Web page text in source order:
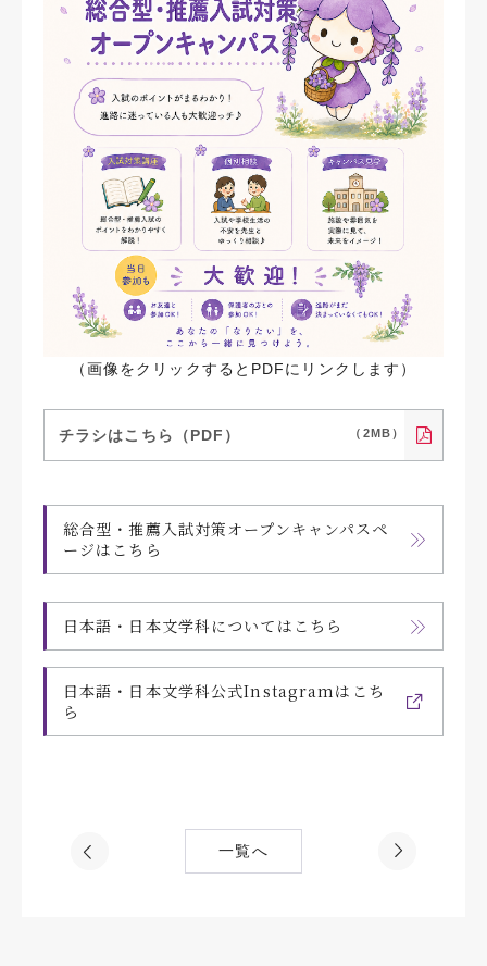
（画像をクリックするとPDFにリンクします）
チラシはこちら（PDF） （2MB）
総合型・推薦入試対策オープンキャンパスペ
ージはこちら
日本語・日本文学科についてはこちら
日本語・日本文学科公式Instagramはこち
ら
一覧へ